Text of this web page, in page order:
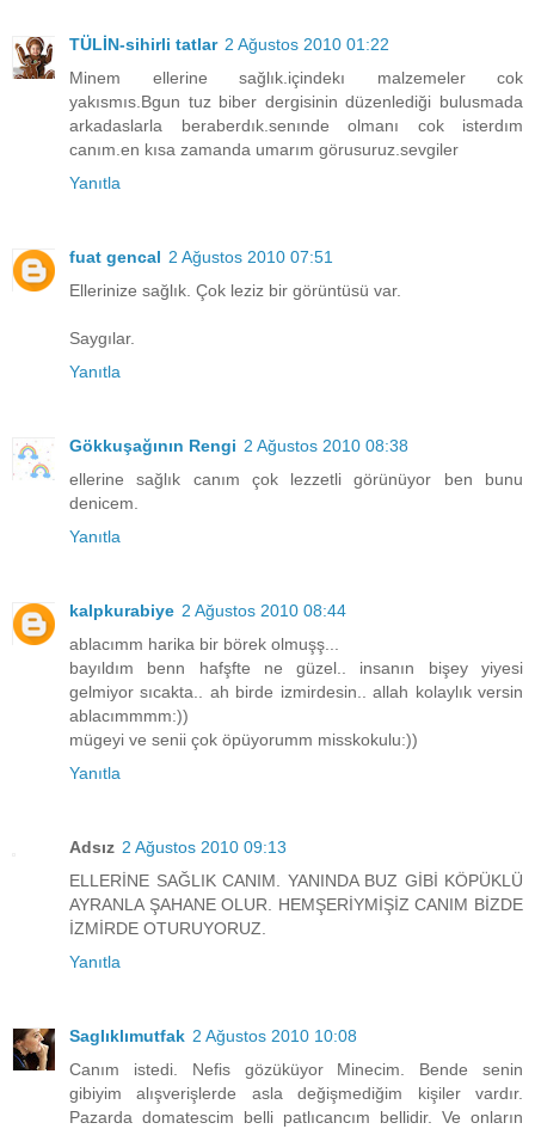
TÜLİN-sihirli tatlar 2 Ağustos 2010 01:22
Minem ellerine sağlık.içindekı malzemeler cok
yakısmıs.Bgun tuz biber dergisinin düzenlediği bulusmada
arkadaslarla beraberdık.senınde olmanı cok isterdım
canım.en kısa zamanda umarım görusuruz.sevgiler
Yanıtla
fuat gencal 2 Ağustos 2010 07:51
Ellerinize sağlık. Çok leziz bir görüntüsü var.
Saygılar.
Yanıtla
Gökkuşağının Rengi 2 Ağustos 2010 08:38
ellerine sağlık canım çok lezzetli görünüyor ben bunu
denicem.
Yanıtla
kalpkurabiye 2 Ağustos 2010 08:44
ablacımm harika bir börek olmuşş...
bayıldım benn hafşfte ne güzel.. insanın bişey yiyesi
gelmiyor sıcakta.. ah birde izmirdesin.. allah kolaylık versin
ablacımmmm:))
mügeyi ve senii çok öpüyorumm misskokulu:))
Yanıtla
Adsız 2 Ağustos 2010 09:13
ELLERİNE SAĞLIK CANIM. YANINDA BUZ GİBİ KÖPÜKLÜ
AYRANLA ŞAHANE OLUR. HEMŞERİYMİŞİZ CANIM BİZDE
İZMİRDE OTURUYORUZ.
Yanıtla
Saglıklımutfak 2 Ağustos 2010 10:08
Canım istedi. Nefis gözüküyor Minecim. Bende senin
gibiyim alışverişlerde asla değişmediğim kişiler vardır.
Pazarda domatescim belli patlıcancım bellidir. Ve onların